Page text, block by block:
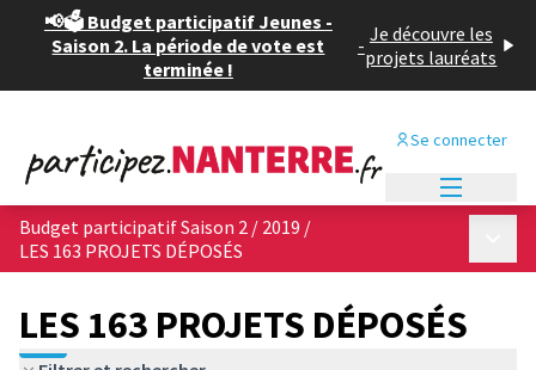
📢🗳️ Budget participatif Jeunes -
Saison 2. La période de vote est
terminée !
- Je découvre les
projets lauréats
Se connecter
Budget participatif Saison 2 / 2019 /
LES 163 PROJETS DÉPOSÉS
LES 163 PROJETS DÉPOSÉS